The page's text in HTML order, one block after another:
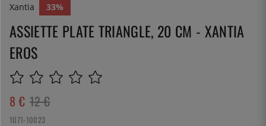
33
Xantia
ASSIETTE PLATE TRIANGLE, 20 CM - XANTIA
EROS
12€
8 €
1071-10023